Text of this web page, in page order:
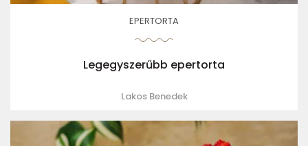
EPERTORTA
Legegyszerűbb epertorta
Lakos Benedek